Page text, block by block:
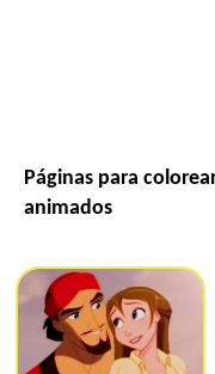
Páginas para
animados